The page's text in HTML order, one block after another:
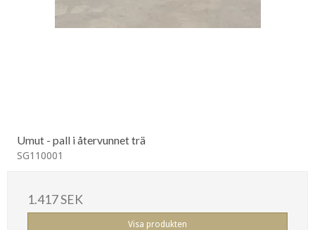
Umut - pall i återvunnet trä
SG110001
1.417 SEK
Visa produkten